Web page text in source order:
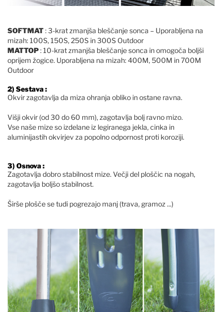
SOFTMAT: 3-krat zmanjša bleščanje sonca – Uporabljena na
mizah: 100S, 150S, 250S in 300S Outdoor
MATTOP: 10-krat zmanjša bleščanje sonca in omogoča boljši
oprijem žogice. Uporabljena na mizah: 400M, 500M in 700M
Outdoor
2) Sestava :
Okvir zagotavlja da miza ohranja obliko in ostane ravna.
Višji okvir (od 30 do 60 mm), zagotavlja bolj ravno mizo.
Vse naše mize so izdelane iz legiranega jekla, cinka in
aluminijastih okvirjev za popolno odpornost proti koroziji.
3) Osnova :
Zagotavlja dobro stabilnost mize. Večji del ploščic na nogah,
zagotavlja boljšo stabilnost.
Širše plošče se tudi pogrezajo manj (trava, gramoz ...)